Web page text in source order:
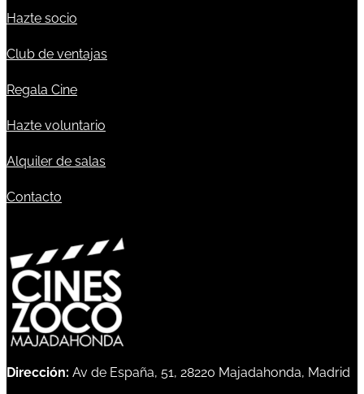
Hazte socio
Club de ventajas
Regala Cine
Hazte voluntario
Alquiler de salas
Contacto
Dirección: Av de España, 51, 28220 Majadahonda, Madrid